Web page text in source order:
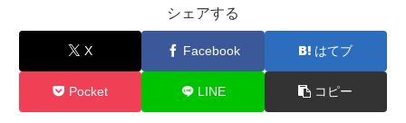
シェアする
X Facebook はてブ
Pocket LINE コピー